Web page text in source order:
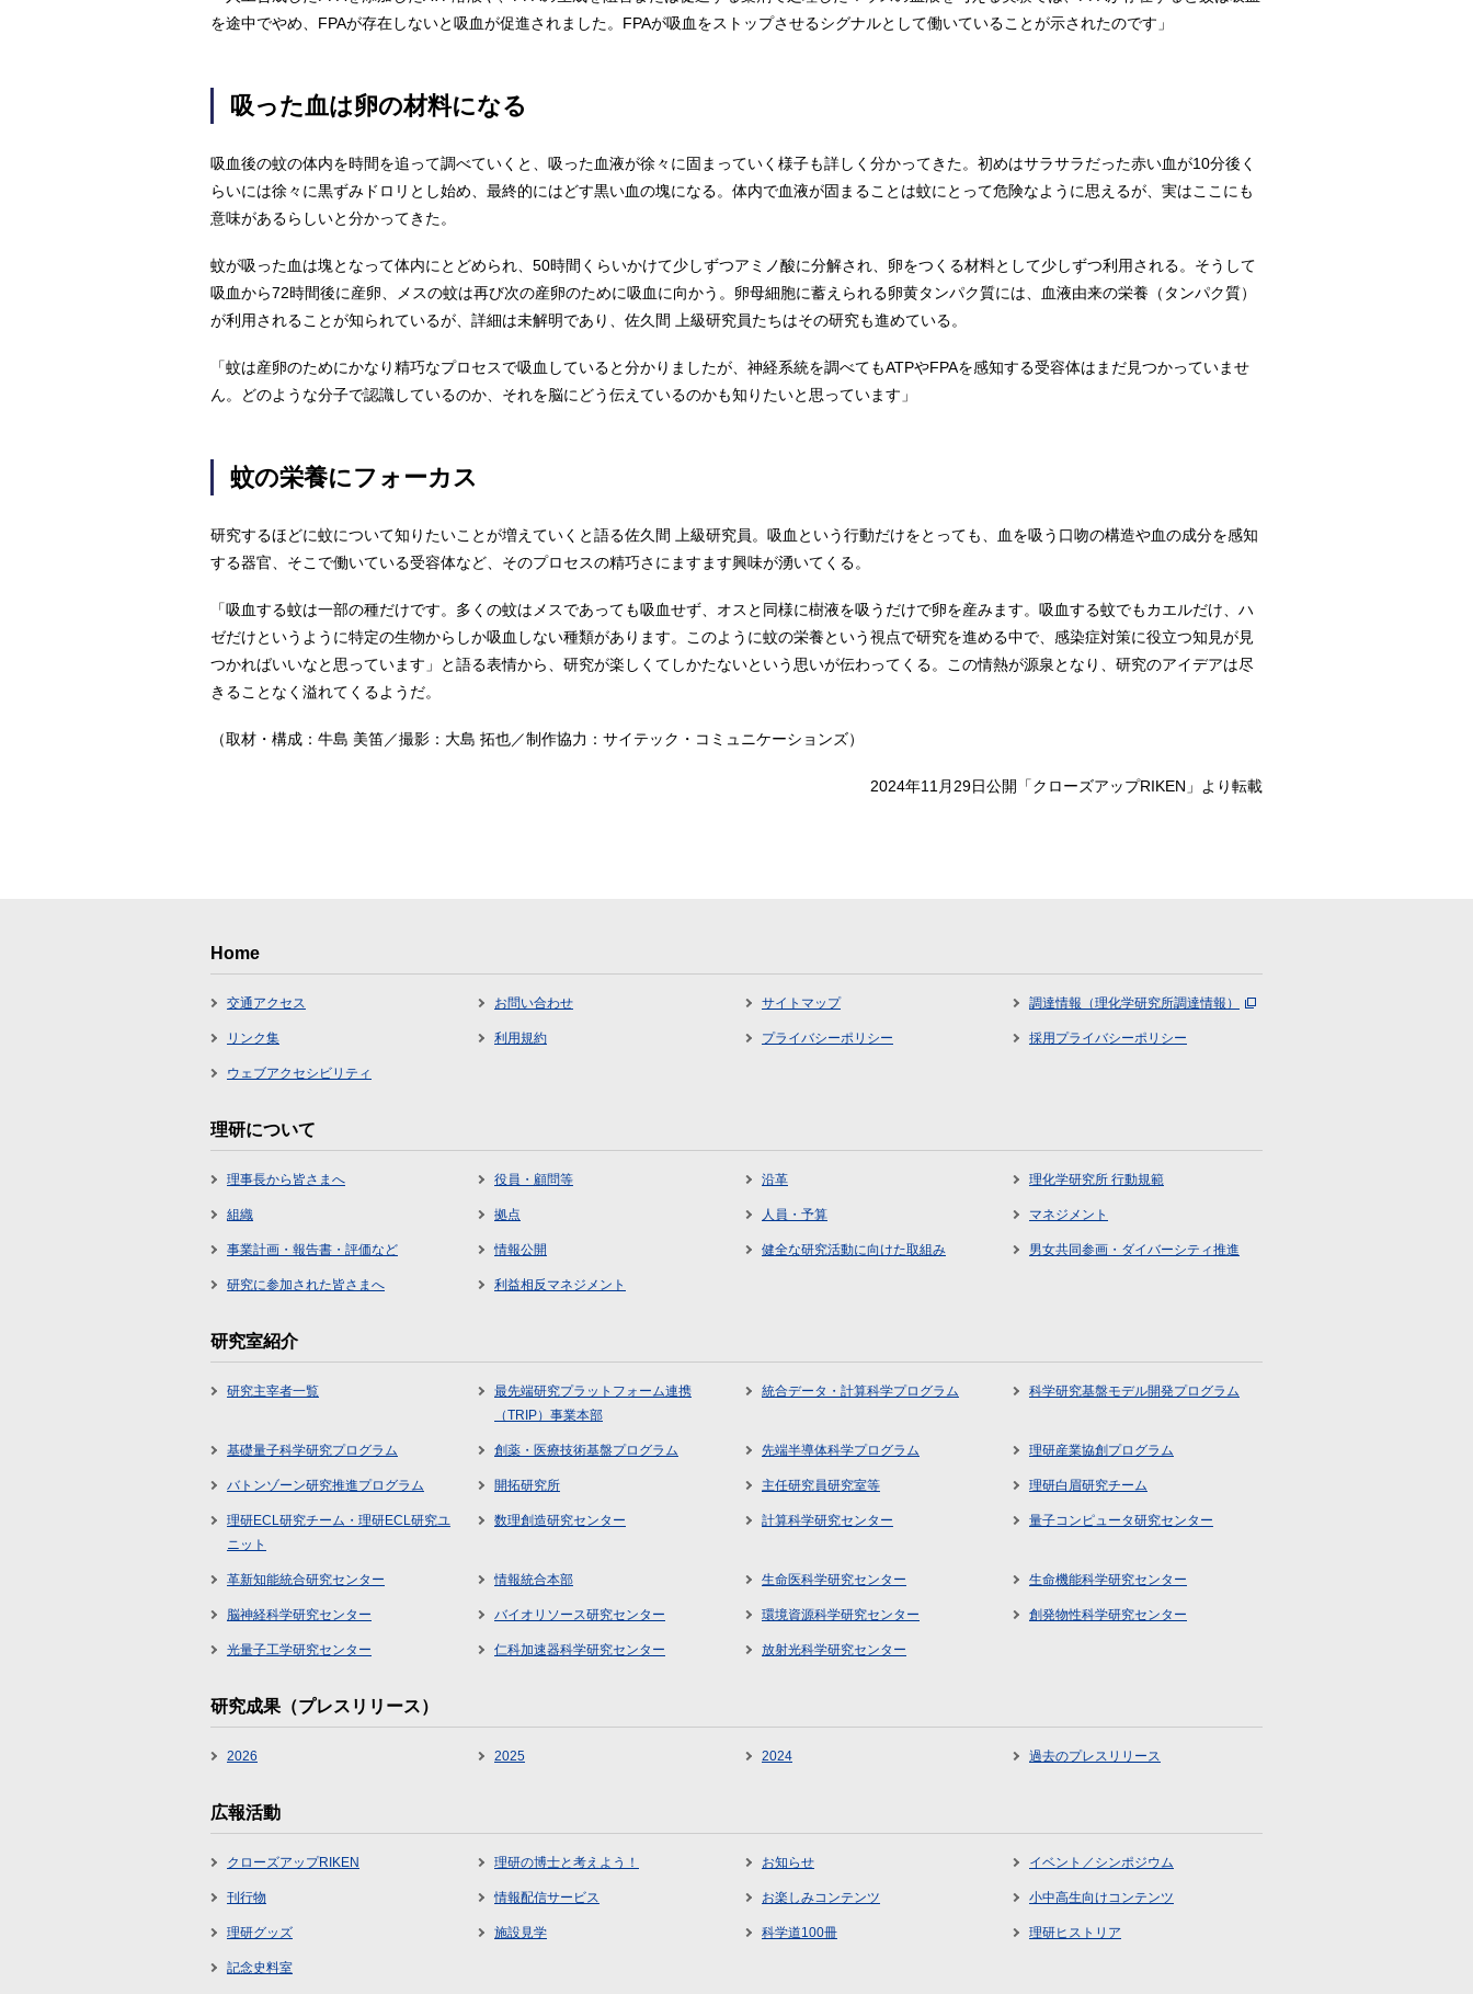
を途中でやめ、FPAが存在しないと吸血が促進されました。FPAが吸血をストップさせるシグナルとして働いていることが示されたのです」
吸った血は卵の材料になる
吸血後の蚊の体内を時間を追って調べていくと、吸った血液が徐々に固まっていく様子も詳しく分かってきた。初めはサラサラだった赤い血が10分後く
らいには徐々に黒ずみドロリとし始め、最終的にはどす黒い血の塊になる。体内で血液が固まることは蚊にとって危険なように思えるが、実はここにも
意味があるらしいと分かってきた。
蚊が吸った血は塊となって体内にとどめられ、50時間くらいかけて少しずつアミノ酸に分解され、卵をつくる材料として少しずつ利用される。そうして
吸血から72時間後に産卵、メスの蚊は再び次の産卵のために吸血に向かう。卵母細胞に蓄えられる卵黄タンパク質には、血液由来の栄養（タンパク質）
が利用されることが知られているが、詳細は未解明であり、佐久間 上級研究員たちはその研究も進めている。
「蚊は産卵のためにかなり精巧なプロセスで吸血していると分かりましたが、神経系統を調べてもATPやFPAを感知する受容体はまだ見つかっていませ
ん。どのような分子で認識しているのか、それを脳にどう伝えているのかも知りたいと思っています」
蚊の栄養にフォーカス
研究するほどに蚊について知りたいことが増えていくと語る佐久間 上級研究員。吸血という行動だけをとっても、血を吸う口吻の構造や血の成分を感知
する器官、そこで働いている受容体など、そのプロセスの精巧さにますます興味が湧いてくる。
「吸血する蚊は一部の種だけです。多くの蚊はメスであっても吸血せず、オスと同様に樹液を吸うだけで卵を産みます。吸血する蚊でもカエルだけ、ハ
ゼだけというように特定の生物からしか吸血しない種類があります。このように蚊の栄養という視点で研究を進める中で、感染症対策に役立つ知見が見
つかればいいなと思っています」と語る表情から、研究が楽しくてしかたないという思いが伝わってくる。この情熱が源泉となり、研究のアイデアは尽
きることなく溢れてくるようだ。
（取材・構成：牛島 美笛／撮影：大島 拓也／制作協力：サイテック・コミュニケーションズ）
2024年11月29日公開「クローズアップRIKEN」より転載
Home
交通アクセス お問い合わせ サイトマップ 調達情報（理化学研究所調達情報）
リンク集 利用規約 プライバシーポリシー 採用プライバシーポリシー
ウェブアクセシビリティ
理研について
理事長から皆さまへ 役員・顧問等 沿革 理化学研究所 行動規範
組織 拠点 人員・予算 マネジメント
事業計画・報告書・評価など 情報公開 健全な研究活動に向けた取組み 男女共同参画・ダイバーシティ推進
研究に参加された皆さまへ 利益相反マネジメント
研究室紹介
研究主宰者一覧
最先端研究プラットフォーム連携
（TRIP）事業本部
統合データ・計算科学プログラム 科学研究基盤モデル開発プログラム
基礎量子科学研究プログラム 創薬・医療技術基盤プログラム 先端半導体科学プログラム 理研産業協創プログラム
バトンゾーン研究推進プログラム 開拓研究所 主任研究員研究室等 理研白眉研究チーム
理研ECL研究チーム・理研ECL研究ユ
ニット
数理創造研究センター 計算科学研究センター 量子コンピュータ研究センター
革新知能統合研究センター 情報統合本部 生命医科学研究センター 生命機能科学研究センター
脳神経科学研究センター バイオリソース研究センター 環境資源科学研究センター 創発物性科学研究センター
光量子工学研究センター 仁科加速器科学研究センター 放射光科学研究センター
研究成果（プレスリリース）
2026 2025 2024 過去のプレスリリース
広報活動
クローズアップRIKEN 理研の博士と考えよう！ お知らせ イベント／シンポジウム
刊行物 情報配信サービス お楽しみコンテンツ 小中高生向けコンテンツ
理研グッズ 施設見学 科学道100冊 理研ヒストリア
記念史料室